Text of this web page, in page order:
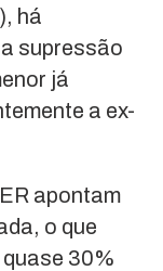
há
supressão
já
a ex-
apontam
o que
30%